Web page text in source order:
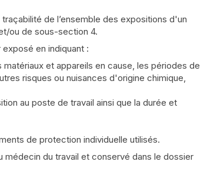
de l’ensemble des expositions d'un
ou de sous-section 4.
en indiquant :
et appareils en cause, les périodes de
risques ou nuisances d'origine chimique,
au poste de travail ainsi que la durée et
de protection individuelle utilisés.
médecin du travail et conservé dans le dossier